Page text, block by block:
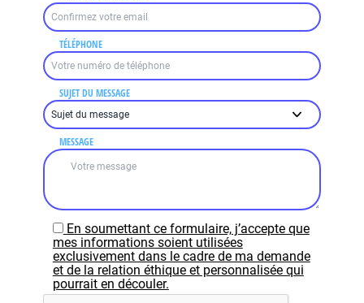
TÉLÉPHONE
SUJET DU MESSAGE
MESSAGE
En soumettant ce formulaire, j’accepte que
mes informations soient utilisées
exclusivement dans le cadre de ma demande
et de la relation éthique et personnalisée qui
pourrait en découler.